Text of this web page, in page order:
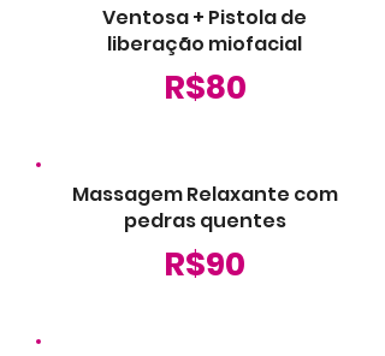
Ventosa + Pistola de
liberação miofacial
R$80
Massagem Relaxante com
pedras quentes
R$90